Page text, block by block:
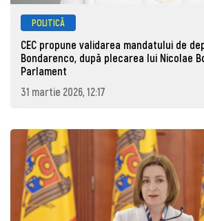
POLITICĂ
CEC propune validarea mandatului de
Bondarenco, după plecarea lui Nicolae
Parlament
31 martie 2026, 12:17